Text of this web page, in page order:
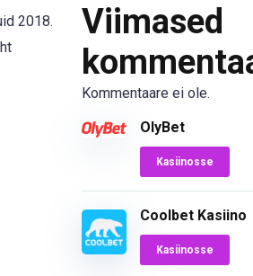
2018.
Viimased
Kommentaare ei ole.
OlyBet
Kasiinosse
Coolbet Kasiino
Kasiinosse